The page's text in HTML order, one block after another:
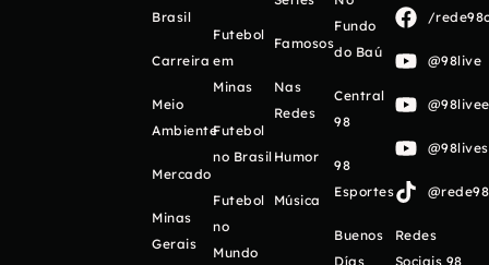
Brasil
Carreira
Meio
Ambiente
Mercado
Minas
Gerais
Futebol
em
Minas
Futebol
no Brasil
Futebol
no
Mundo
Famosos
Nas
Redes
Humor
Música
Fundo
do Baú
Central
98
98
Esportes
Buenos
Días
/
@98live
Redes
Sociais 98